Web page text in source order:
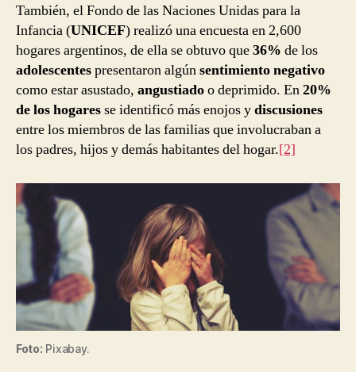
También, el Fondo de las Naciones Unidas para la
Infancia (UNICEF) realizó una encuesta en 2,600
hogares argentinos, de ella se obtuvo que36% de los
adolescentespresentaron algúnsentimiento negativo
como estar asustado, angustiadoo deprimido. En20%
de los hogaresse identificó más enojos ydiscusiones
entre los miembros de las familias que involucraban a
los padres, hijos y demás habitantes del hogar.[2]
Foto: Pixabay.